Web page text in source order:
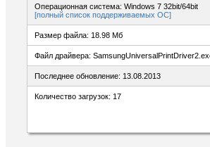
Операционная система: Windows 7 32bit/64bit
[полный список поддерживаемых ОС]
Размер файла: 18.98 Мб
Файл драйвера:
Последнее обновление: 13.08.2013
Количество загрузок: 17